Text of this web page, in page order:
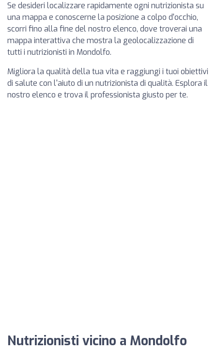
Se desideri localizzare rapidamente ogni nutrizionista su
una mappa e conoscerne la posizione a colpo d'occhio,
scorri fino alla fine del nostro elenco, dove troverai una
mappa interattiva che mostra la geolocalizzazione di
tutti i nutrizionisti in Mondolfo.
Migliora la qualità della tua vita e raggiungi i tuoi obiettivi
di salute con l'aiuto di un nutrizionista di qualità. Esplora il
nostro elenco e trova il professionista giusto per te.
Nutrizionisti vicino a Mondolfo